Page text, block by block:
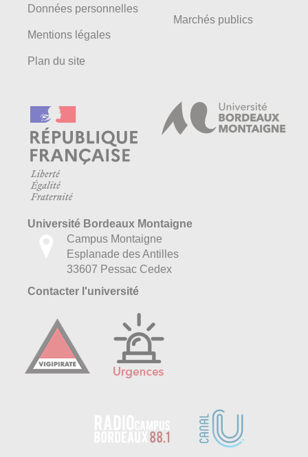
Données personnelles
Mentions légales
Plan du site
Marchés publics
Université Bordeaux Montaigne
Campus Montaigne
Esplanade des Antilles
33607 Pessac Cedex
Contacter l'université